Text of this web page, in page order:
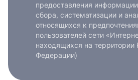
предоставления
сбора, систематизации и
относящихся к
пользователей сети
находящихся на территории
Федерации)